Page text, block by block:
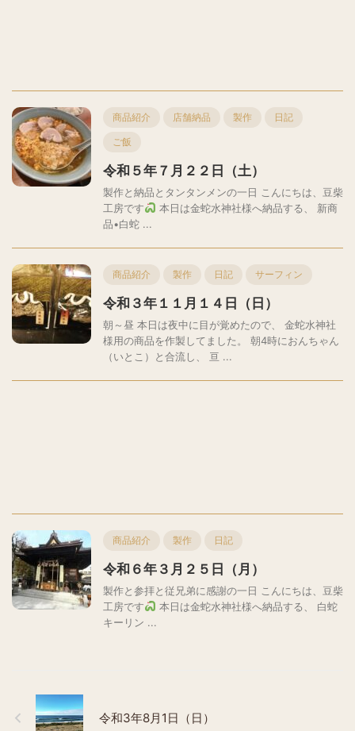
商品紹介 店舗納品 製作 日記
ご飯
令和５年７月２２日（土）
製作と納品とタンタンメンの一日 こんにちは、豆柴
工房です
本日は金蛇水神社様へ納品する、 新商
品•白蛇 ...
商品紹介 製作 日記 サーフィン
令和３年１１月１４日（日）
朝～昼 本日は夜中に目が覚めたので、 金蛇水神社
様用の商品を作製してました。 朝4時におんちゃん
（いとこ）と合流し、 亘 ...
商品紹介 製作 日記
令和６年３月２５日（月）
製作と参拝と従兄弟に感謝の一日 こんにちは、豆柴
工房です
本日は金蛇水神社様へ納品する、 白蛇
キーリン ...
令和3年8月1日（日）